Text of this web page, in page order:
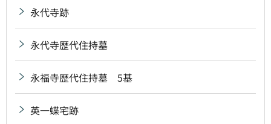
永代寺跡
永代寺歴代住持墓
永福寺歴代住持墓 5基
英一蝶宅跡